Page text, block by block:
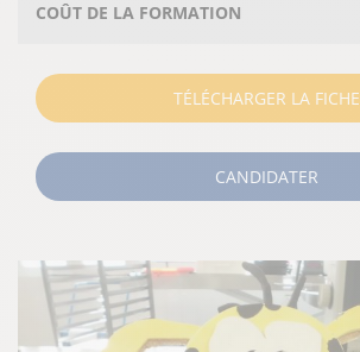
COÛT DE LA FORMATION
TÉLÉCHARGER LA FICHE
CANDIDATER